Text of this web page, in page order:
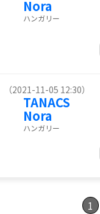
Nora
ハンガリー
（2021-11-05 12:30）
TANACS
Nora
ハンガリー
1